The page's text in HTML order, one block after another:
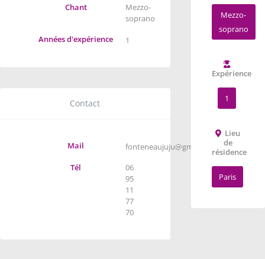
Chant
Mezzo-
soprano
Années d'expérience
1
Contact
Mail
fonteneaujuju@gmail.com
Tél
06
95
11
77
70
Mezzo-
soprano
Expérience
1
Lieu
de
résidence
Paris